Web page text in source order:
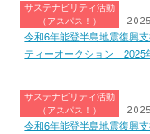
サステナビリティ活動
（アスパス！）
令和6年能登半島地震復興
ティーオークション 2025
サステナビリティ活動
（アスパス！）
令和6年能登半島地震復興